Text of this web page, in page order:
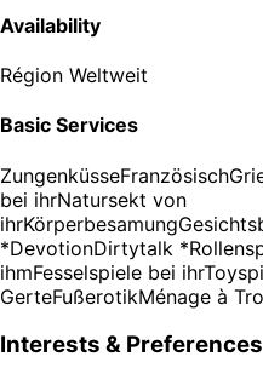
Availability
Région Weltweit
Basic Services
ZungenküsseFranzösisch
bei ihrNatursekt von
ihrKörperbesamung
*DevotionDirtytalk *
ihmFesselspiele bei ihr
GerteFußerotikMénage à
Interests & Preferences